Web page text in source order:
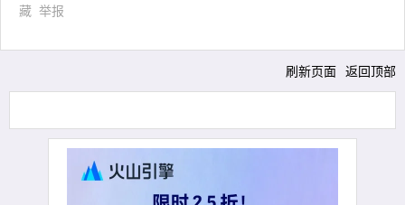
藏 举报
刷新页面 返回顶部